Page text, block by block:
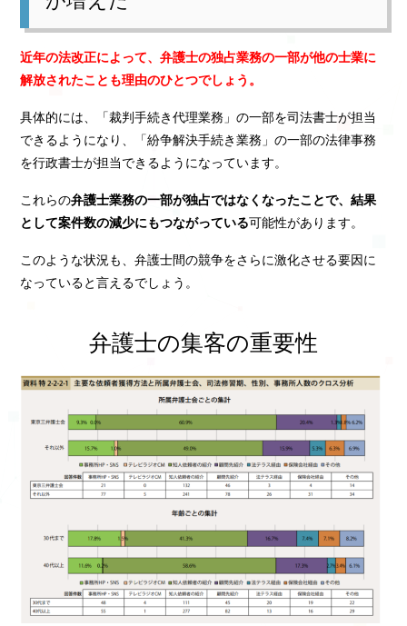
近年の法改正によって、弁護士の独占業務の一部が他の士業に
解放されたことも理由のひとつでしょう。
具体的には、「裁判手続き代理業務」の一部を司法書士が担当
できるようになり、「紛争解決手続き業務」の一部の法律事務
を行政書士が担当できるようになっています。
これらの弁護士業務の一部が独占ではなくなったことで、結果
として案件数の減少にもつながっている可能性があります。
このような状況も、弁護士間の競争をさらに激化させる要因に
なっていると言えるでしょう。
弁護士の集客の重要性